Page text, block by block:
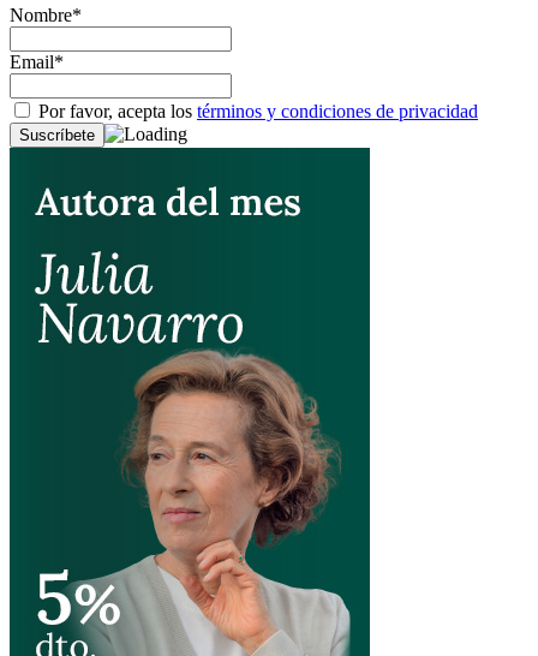
Nombre*
Email*
Por favor, acepta los términos y condiciones de privacidad